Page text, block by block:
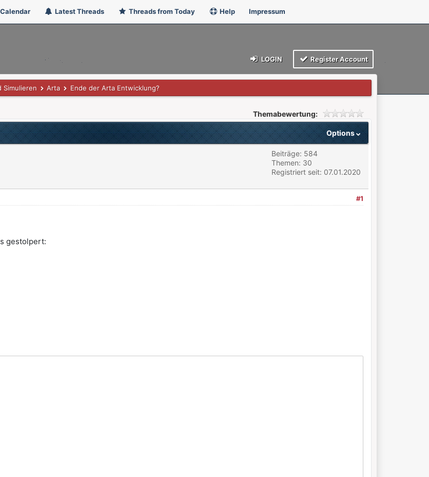
Calendar Latest Threads Threads from Today Help Impressum
LOGIN Register Account
Simulieren Arta Ende der Arta Entwicklung?
Themabewertung:
Options
Beiträge: 584
Themen: 30
Registriert seit: 07.01.2020
#1
gestolpert: